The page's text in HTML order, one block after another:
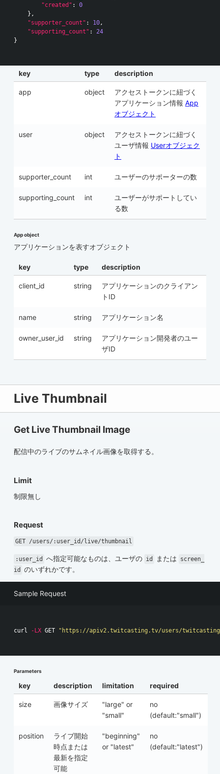
"created" :
0
},
"supporter_count" : 10,
"supporting_count" :
24
}
key type description
app object
アクセストークンに紐づく
アプリケーション情報 App
オブジェクト
user object
アクセストークンに紐づく
ユーザ情報 Userオブジェク
ト
supporter_count int ユーザーのサポーターの数
supporting_count int
ユーザーがサポートしてい
る数
App object
アプリケーションを表すオブジェクト
key type description
client_id string
アプリケーションのクライアン
トID
name string アプリケーション名
owner_user_id string
アプリケーション開発者のユー
ザID
Live Thumbnail
Get Live Thumbnail Image
配信中のライブのサムネイル画像を取得する。
Limit
制限無し
Request
GET /users/:user_id/live/thumbnail
:user_id へ指定可能なものは、ユーザの id または
screen_
id
のいずれかです。
Sample Request
curl -LX GET "https://apiv2.twitcasting.tv/users/
Parameters
key description limitation required
size 画像サイズ
"large" or
"small"
no
(default:"small")
position
ライブ開始
時点または
最新を指定
可能
"beginning"
or "latest"
no
(default:"latest")